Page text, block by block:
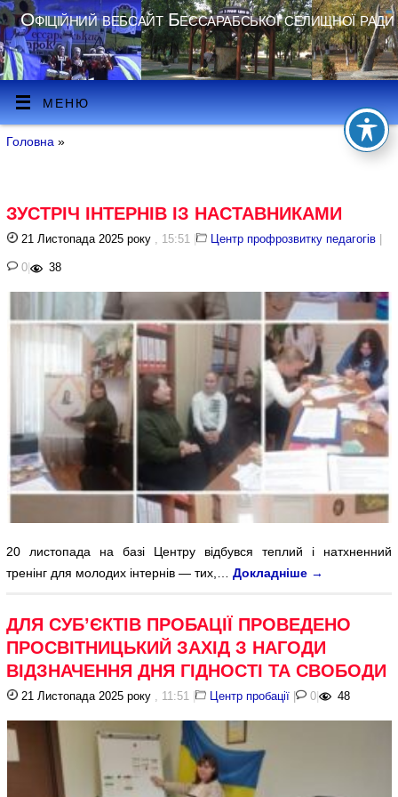
Офіційний вебсайт Бессарабської селищної ради
МЕНЮ
Головна »
ЗУСТРІЧ ІНТЕРНІВ ІЗ НАСТАВНИКАМИ
21 Листопада 2025 року , 15:51 | Центр профрозвитку педагогів
0 | 38
20 листопада на базі Центру відбувся теплий і натхненний
тренінг для молодих інтернів — тих,…Докладніше →
ДЛЯ СУБ’ЄКТІВ ПРОБАЦІЇ ПРОВЕДЕНО
ПРОСВІТНИЦЬКИЙ ЗАХІД З НАГОДИ
ВІДЗНАЧЕННЯ ДНЯ ГІДНОСТІ ТА СВОБОДИ
21 Листопада 2025 року , 11:51 | Центр пробації | 0| 48